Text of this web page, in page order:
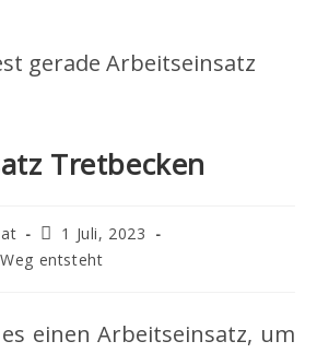
Tretbecken
Beitrag
veröffentlicht:
1 Juli, 2023
entsteht
einen Arbeitseinsatz, um